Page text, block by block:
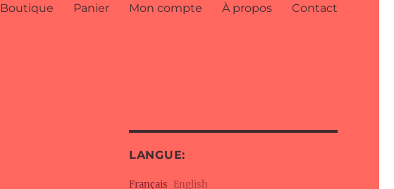
Boutique Panier Mon compte À propos Contact
LANGUE:
Français English